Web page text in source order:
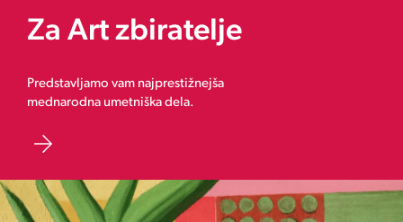
Za Art zbiratelje
Predstavljamo vam najprestižnejša
mednarodna umetniška dela.